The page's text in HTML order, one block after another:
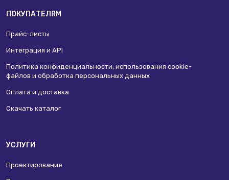
ПОКУПАТЕЛЯМ
Прайс-листы
Интеграция и API
Политика конфиденциальности, использования сookie-
файлов и обработка персональных данных
Оплата и доставка
Скачать каталог
УСЛУГИ
Проектирование